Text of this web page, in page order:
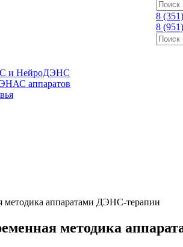
8
8
и НейроДЭНС
аппаратов
методика аппаратами ДЭНС-терапии
методика